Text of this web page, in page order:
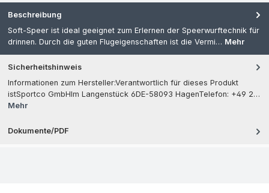
Beschreibung
Soft-Speer ist ideal geeignet zum Erlernen der Speerwurftechnik für
drinnen. Durch die guten Flugeigenschaften ist die Vermi… Mehr
Sicherheitshinweis
Informationen zum Hersteller:Verantwortlich für dieses Produkt
istSportco GmbHIm Langenstück 6DE-58093 HagenTelefon: +49 2…
Mehr
Dokumente/PDF